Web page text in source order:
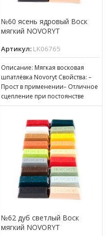
№60 ясень ядровый Воск
мягкий NOVORYT
Артикул: LK06765
Описание: Мягкая восковая
шпатлёвка Novoryt Свойства: –
Прост в применении– Отличное
сцепление при постоянстве
консистенции– Готов к
№62 дуб светлый Воск
мягкий NOVORYT